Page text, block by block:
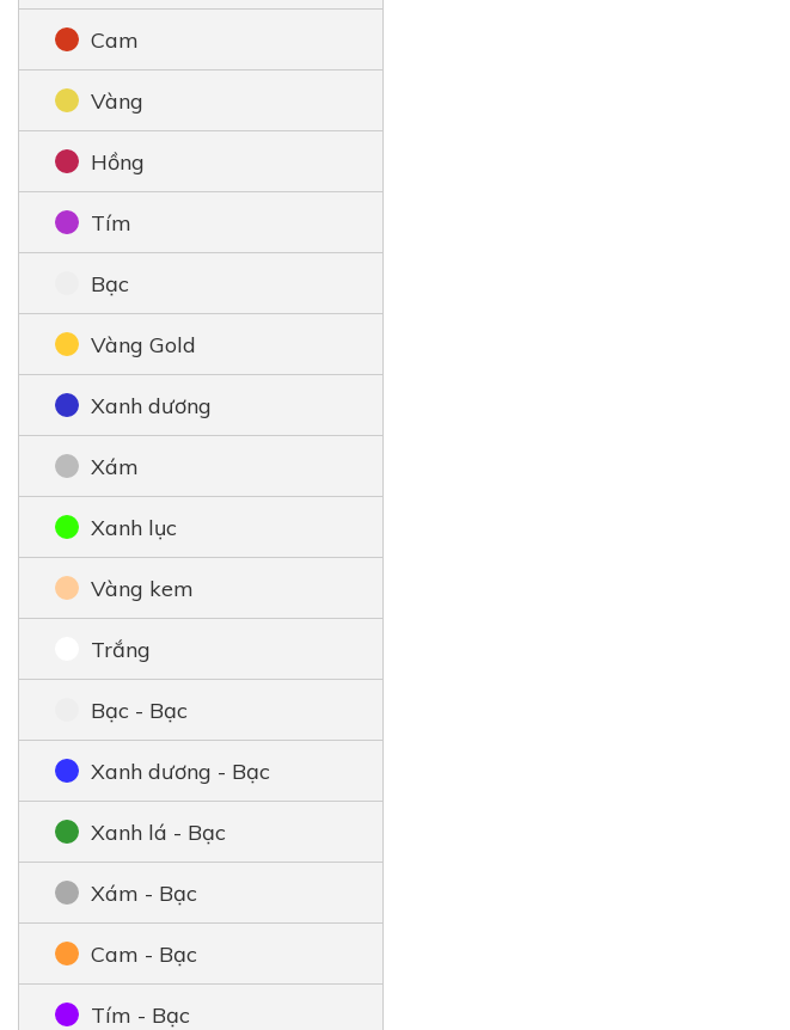
Cam
Vàng
Hồng
Tím
Bạc
Vàng Gold
Xanh dương
Xám
Xanh lục
Vàng kem
Trắng
Bạc - Bạc
Xanh dương - Bạc
Xanh lá - Bạc
Xám - Bạc
Cam - Bạc
Tím - Bạc